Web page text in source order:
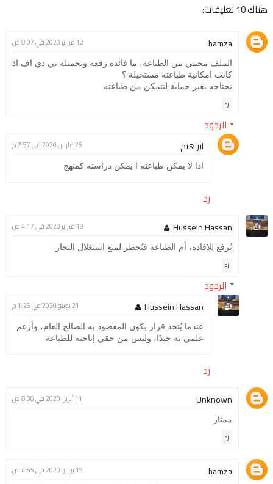
هناك 10 تعليقات:
hamza 12 فبراير 2020 في 8:07 ص
الملف محمي من الطباعة، ما فائدة رفعه وتحميله بي دي اف اذ
كانت امكانية طباعته مستحيلة ؟
نحتاجه بغير حماية لنتمكن من طباعته
رد
الردود
ابراهيم 25 مارس 2020 في 7:57 م
اذا لا يمكن طباعته ا يمكن دراسته كمنهج
رد
Hussein Hassan 19 فبراير 2020 في 4:17 ص
يُرفع للإفادة، أم الطباعة فتُحظر لمنع استغلال التجار
رد
الردود
Hussein Hassan 21 يونيو 2020 في 1:25 م
عندما يُتخذ قرار يكون المقصود به الصالح العام، وأزعم
علمي به جيدًا، وليس من حقي إتاحته للطباعة
رد
Unknown 11 أبريل 2020 في 8:36 ص
ممتاز
رد
hamza 15 يونيو 2020 في 4:55 ص